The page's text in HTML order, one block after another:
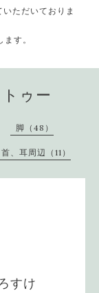
ただいておりま
す。
ゥー
脚（48）
首、耳周辺（11）
すけ